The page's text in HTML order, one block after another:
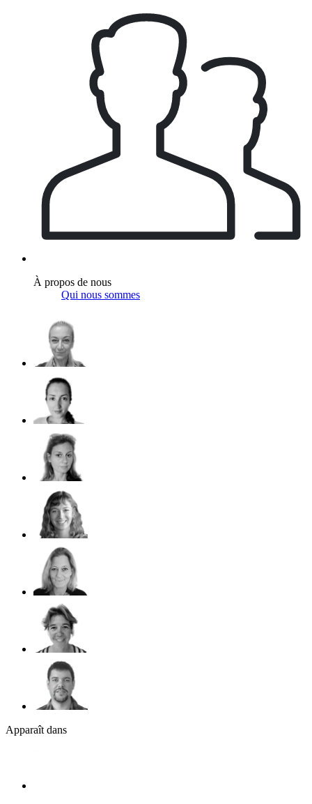
À propos de nous
Qui nous sommes
Apparaît dans